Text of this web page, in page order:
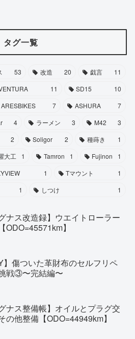
タグ一覧
53 改造 20 戯言
11
11 SD15
10
ARESBIKES 7 ASHURA
7
4 ラーメン 3 M42
3
2 Soligor 2 種蒔き
1
大工 1 Tamron 1 Fujinon
1
1 Tマウント
1
1 しつけ 1
グナス改造録】ウエイトローラー
ODO=45571km】
】傷ついた革財布のセルフリペ
戦③〜完結編〜
グナス整備帳】オイルとプラグ交
の他整備【ODO=44949km】